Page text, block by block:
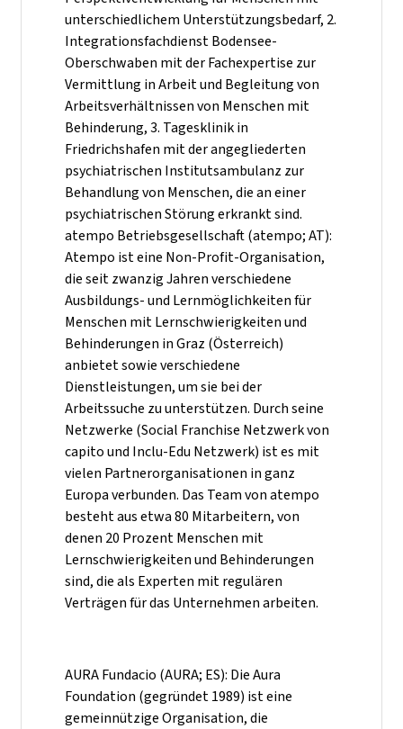
unterschiedlichem Unterstützungsbedarf, 2.
Integrationsfachdienst Bodensee-
Oberschwaben mit der Fachexpertise zur
Vermittlung in Arbeit und Begleitung von
Arbeitsverhältnissen von Menschen mit
Behinderung, 3. Tagesklinik in
Friedrichshafen mit der angegliederten
psychiatrischen Institutsambulanz zur
Behandlung von Menschen, die an einer
psychiatrischen Störung erkrankt sind.
atempo Betriebsgesellschaft (atempo; AT):
Atempo ist eine Non-Profit-Organisation,
die seit zwanzig Jahren verschiedene
Ausbildungs- und Lernmöglichkeiten für
Menschen mit Lernschwierigkeiten und
Behinderungen in Graz (Österreich)
anbietet sowie verschiedene
Dienstleistungen, um sie bei der
Arbeitssuche zu unterstützen. Durch seine
Netzwerke (Social Franchise Netzwerk von
capito und Inclu-Edu Netzwerk) ist es mit
vielen Partnerorganisationen in ganz
Europa verbunden. Das Team von atempo
besteht aus etwa 80 Mitarbeitern, von
denen 20 Prozent Menschen mit
Lernschwierigkeiten und Behinderungen
sind, die als Experten mit regulären
Verträgen für das Unternehmen arbeiten.
AURA Fundacio (AURA; ES): Die Aura
Foundation (gegründet 1989) ist eine
gemeinnützige Organisation, die